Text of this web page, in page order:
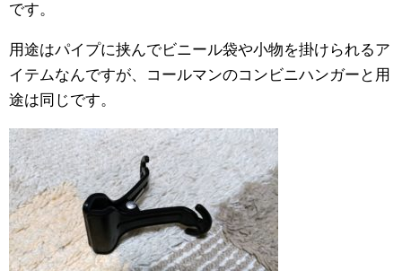
です。
用途はパイプに挟んでビニール袋や小物を掛けられるア
イテムなんですが、コールマンのコンビニハンガーと用
途は同じです。